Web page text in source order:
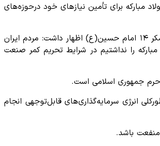
فولاد مبارکه است، فولاد مبارکه برای تأمین نیازهای خود درحوزه‌های
، محمدیاسر طیب‌نیا، مدیرعامل فولاد مبارکه در جمع یادگاران ۸ سال دفاع مقدس در لشکر ۱۴ امام حسین(ع) اظهار داشت: مردم ایران
فولاد مبارکه را نداشتیم در شرایط تحریم کمر صنعت
حرم جمهوری اسلامی است.
انرژی سرمایه‌گذاری‌های قابل‌توجهی انجام
باشد.